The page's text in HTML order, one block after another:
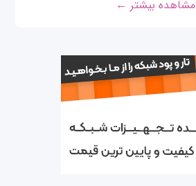
مشاهده بیشتر ←